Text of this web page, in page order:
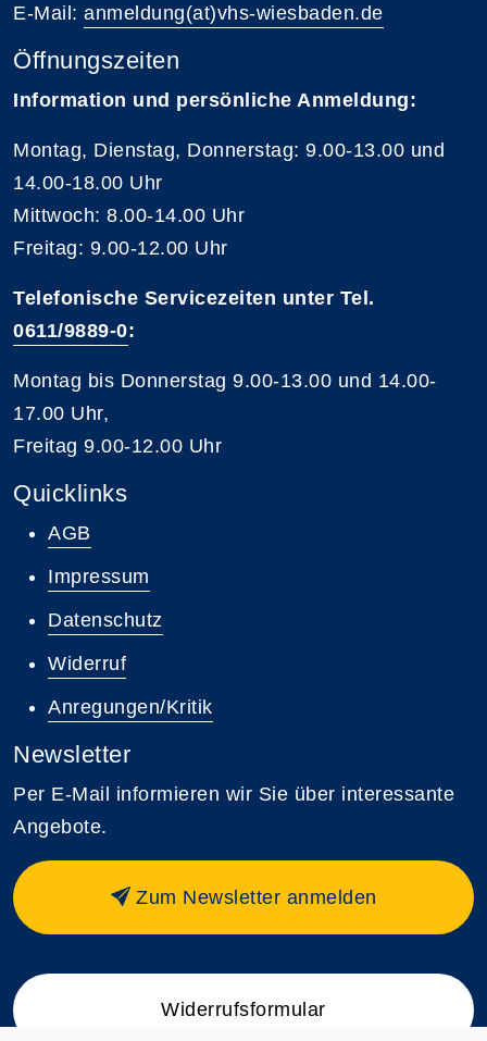
E-Mail: anmeldung(at)vhs-wiesbaden.de
Öffnungszeiten
Information und persönliche Anmeldung:
Montag, Dienstag, Donnerstag: 9.00-13.00 und
14.00-18.00 Uhr
Mittwoch: 8.00-14.00 Uhr
Freitag: 9.00-12.00 Uhr
Telefonische Servicezeiten unter Tel.
0611/9889-0:
Montag bis Donnerstag 9.00-13.00 und 14.00-
17.00 Uhr,
Freitag 9.00-12.00 Uhr
Quicklinks
AGB
Impressum
Datenschutz
Widerruf
Anregungen/Kritik
Newsletter
Per E-Mail informieren wir Sie über interessante
Angebote.
Zum Newsletter anmelden
Widerrufsformular